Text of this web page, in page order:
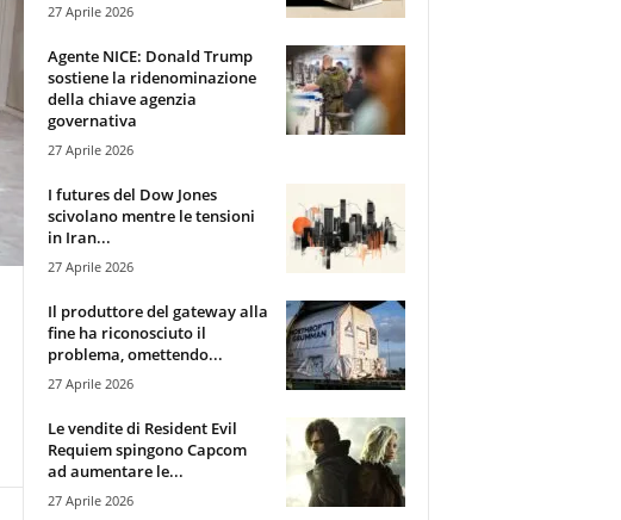
27 Aprile 2026
Agente NICE: Donald Trump
sostiene la ridenominazione
della chiave agenzia
governativa
27 Aprile 2026
I futures del Dow Jones
scivolano mentre le tensioni
in Iran...
27 Aprile 2026
Il produttore del gateway alla
fine ha riconosciuto il
problema, omettendo...
27 Aprile 2026
Le vendite di Resident Evil
Requiem spingono Capcom
ad aumentare le...
27 Aprile 2026